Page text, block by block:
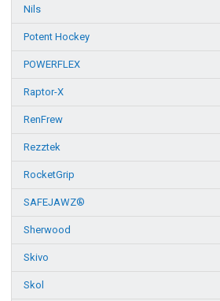
Nils
Potent Hockey
POWERFLEX
Raptor-X
RenFrew
Rezztek
RocketGrip
SAFEJAWZ®
Sherwood
Skivo
Skol